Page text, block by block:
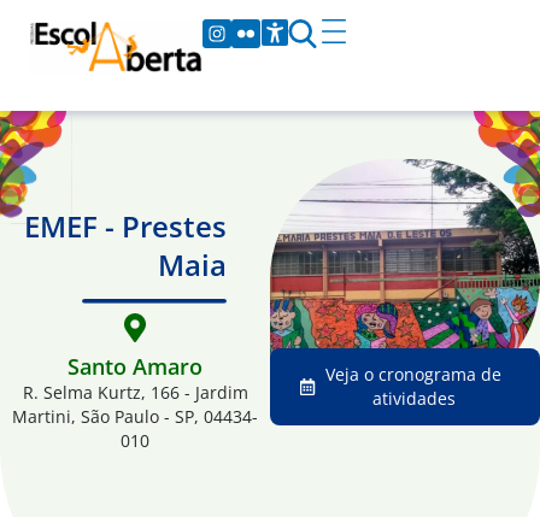
EMEF - Prestes
Maia
Santo Amaro
R. Selma Kurtz, 166 - Jardim
Martini, São Paulo - SP, 04434-
010
Veja o cronograma de
atividades